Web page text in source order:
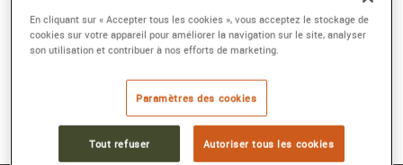
Disponibles en quatre collections : Masterbox, Startbox, Multiple et
Prestige, les remontoirs Swiss Kubik se déclinent en granit, en
bois, en aluminium, en cuir, mais aussi en fibre de carbone. Ces
guindé de la haute horlogerie. À n’en pas douter, vous tomberez
sous le charme des remontoirs Swiss Kubik hauts en couleur.
En cliquant sur « Accepter tous les cookies », vous acceptez le stockage de
cookies sur votre appareil pour améliorer la navigation sur le site, analyser
son utilisation et contribuer à nos efforts de marketing.
Paramètres des cookies
Tout refuser Autoriser tous les cookies